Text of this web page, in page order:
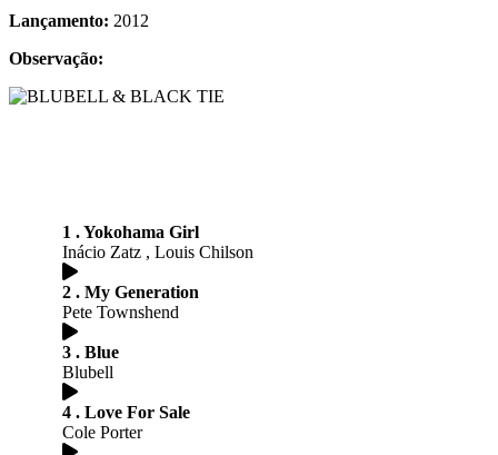
Lançamento: 2012
Observação:
1 . Yokohama Girl
Inácio Zatz , Louis Chilson
2 . My Generation
Pete Townshend
3 . Blue
Blubell
4 . Love For Sale
Cole Porter